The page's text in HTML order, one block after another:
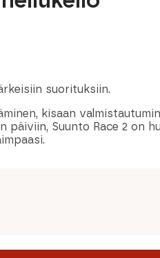
suorituksiin.
kisaan
päiviin, Suunto Race 2 on